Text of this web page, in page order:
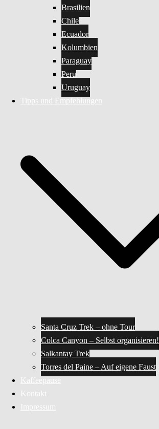
Brasilien
Chile
Ecuador
Kolumbien
Paraguay
Peru
Uruguay
Tipps und Empfehlungen
Santa Cruz Trek – ohne Tour
Colca Canyon – Selbst organisieren!
Salkantay Trek
Torres del Paine – Auf eigene Faust
Kaffeepause
Kontakt
Impressum